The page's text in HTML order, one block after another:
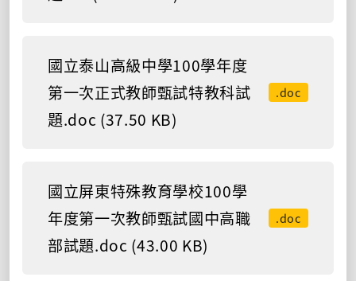
國立泰山高級中學100學年度
第一次正式教師甄試特教科試
題.doc (37.50 KB)
.doc
國立屏東特殊教育學校100學
年度第一次教師甄試國中高職
部試題.doc (43.00 KB)
.doc